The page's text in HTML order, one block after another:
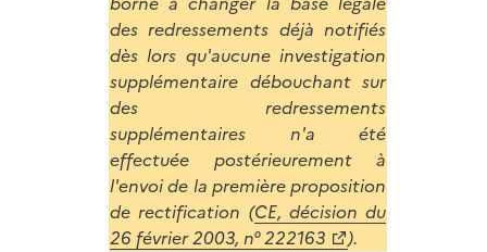
des redressements déjà notifiés
dès lors qu'aucune investigation
supplémentaire débouchant sur
des redressements
supplémentaires n'a été
effectuée postérieurement à
l'envoi de la première proposition
de rectification (CE, décision du
26 février 2003, n° 222163
).